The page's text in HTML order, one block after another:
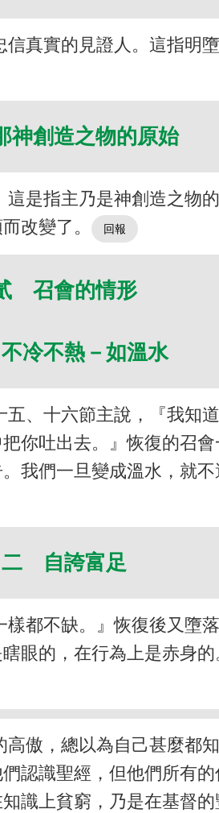
真實的見證人。這指明
創造之物的原始
是指主乃是神創造之物
改變了。
召會的情形
冷不熱－如溫水
、十六節主說，『我知
你吐出去。』恢復的召
我們一旦變成溫水，就
二 自誇富足
都不缺。』恢復後又墮
眼的，在行為上是赤身
傲，總以為自己甚麼都
認識聖經，但他們所有
識上貧窮，乃是在基督